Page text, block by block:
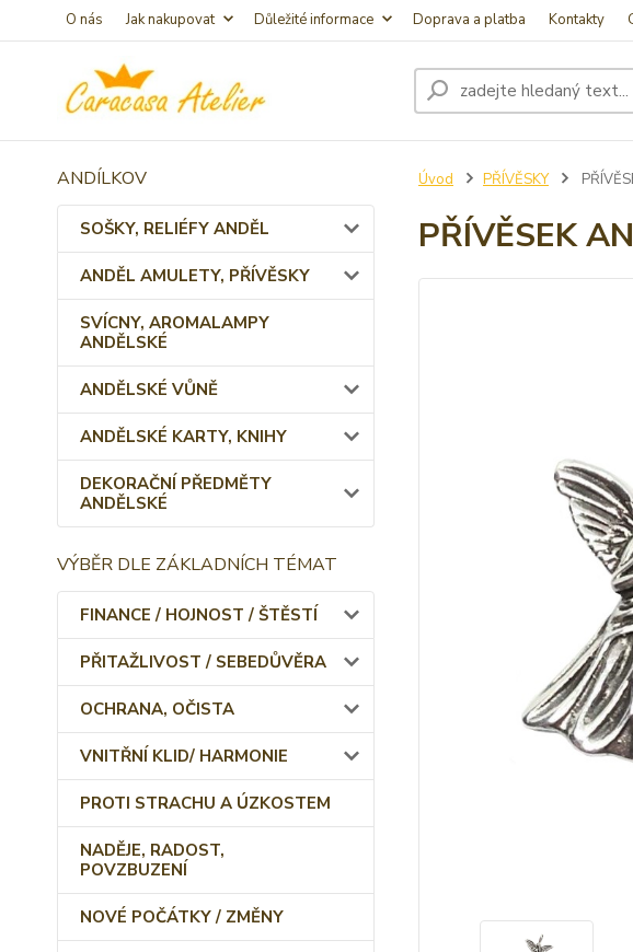
O nás Jak nakupovat Důležité informace Doprava a platba Kontakty
ANDÍLKOV
SOŠKY, RELIÉFY ANDĚL
ANDĚL AMULETY, PŘÍVĚSKY
SVÍCNY, AROMALAMPY
ANDĚLSKÉ
ANDĚLSKÉ VŮNĚ
ANDĚLSKÉ KARTY, KNIHY
DEKORAČNÍ PŘEDMĚTY
ANDĚLSKÉ
VÝBĚR DLE ZÁKLADNÍCH TÉMAT
FINANCE / HOJNOST / ŠTĚSTÍ
PŘITAŽLIVOST / SEBEDŮVĚRA
OCHRANA, OČISTA
VNITŘNÍ KLID/ HARMONIE
PROTI STRACHU A ÚZKOSTEM
NADĚJE, RADOST,
POVZBUZENÍ
NOVÉ POČÁTKY / ZMĚNY
Úvod PŘÍVĚSKY
PŘÍVĚSEK